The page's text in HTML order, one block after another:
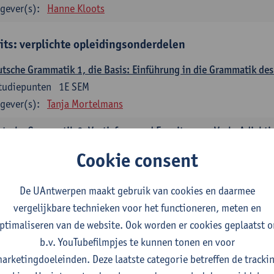
Hanne Kloots
verplichte opleidingsonderdelen
Grammatik 1, die Basis: Einführung in die Grammatik
1E SEM
Tanja Mortelmans
Grammatik 2, Vertiefung und Erweiterung: Verb,
Tanja Mortelmans
Sprachbeherrschung 1
1E/2E SEM
studiepunten
Tanja Mortelmans Alex Haider
und Gesellschaft im deutschsprachigen Raum
1E/2E SEM
studiepunten
Cookie consent
De UAntwerpen maakt gebruik van cookies en daarmee
vergelijkbare technieken voor het functioneren, meten en
van de website. Ook worden er cookies geplaatst
b.v. YouTubefilmpjes te kunnen tonen en voor
Deze laatste categorie betreffen de